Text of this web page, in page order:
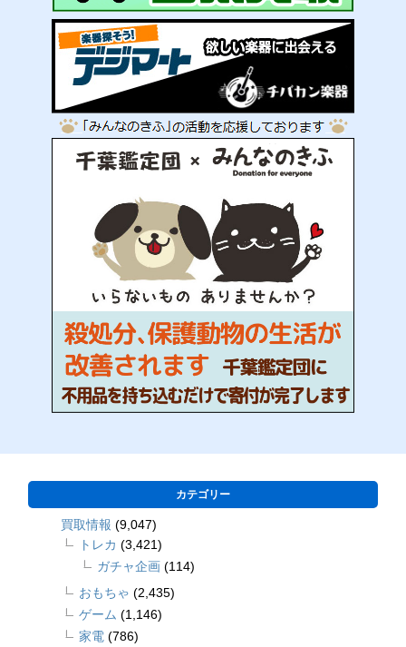
カテゴリー
買取情報 (9,047)
トレカ (3,421)
ガチャ企画 (114)
おもちゃ (2,435)
ゲーム (1,146)
家電 (786)